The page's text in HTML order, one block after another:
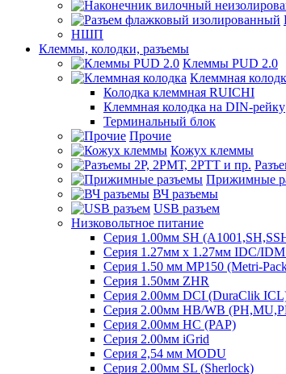
НШП
Клеммы, колодки, разъемы
Клеммы PUD 2.0
Клеммная
Колодка клеммная RUICHI
Клеммная колодка на DIN-рейку
Терминальный блок
Прочие
Кожух клеммы
Прижимные
ВЧ разъемы
USB разъем
Низковольтное питание
Серия 1.00мм SH
Серия 1.27мм x 1.27мм IDC/
Серия 1.50 мм MP150 (Metri-
Серия 1.50мм ZHR
Серия 2.00мм DCI (DuraClik
Серия 2.00мм HB/WB
Серия 2.00мм HC (PAP)
Серия 2.00мм iGrid
Серия 2,54 мм MODU
Серия 2.00мм SL (Sherlock)